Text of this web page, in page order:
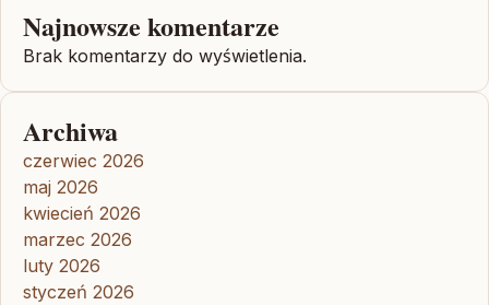
Najnowsze komentarze
Brak komentarzy do wyświetlenia.
Archiwa
czerwiec 2026
maj 2026
kwiecień 2026
marzec 2026
luty 2026
styczeń 2026